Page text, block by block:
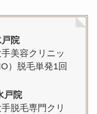
院
美容クリニッ
）脱毛単発1回
戸院
脱毛専門クリ